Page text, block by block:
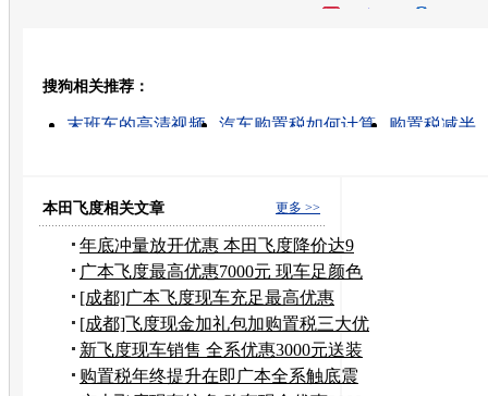
搜狗相关推荐：
末班车的高清视频 汽车购置税如何计算
购置税减半
更多 >>
本田飞度相关文章
年底冲量放开优惠 本田飞度降价达9
千元
广本飞度最高优惠7000元 现车足颜色
全
[成都]广本飞度现车充足最高优惠
10000元
[成都]飞度现金加礼包加购置税三大优
惠
新飞度现车销售 全系优惠3000元送装
潢
购置税年终提升在即广本全系触底震